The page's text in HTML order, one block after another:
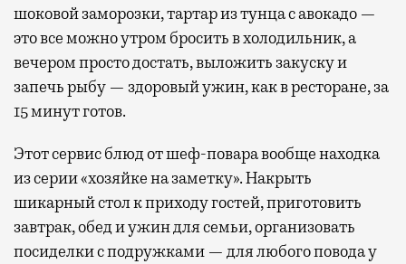
шоковой заморозки, тартар из тунца с авокадо —
это все можно утром бросить в холодильник, а
вечером просто достать, выложить закуску и
запечь рыбу — здоровый ужин, как в ресторане, за
15 минут готов.
Этот сервис блюд от шеф-повара вообще находка
из серии «хозяйке на заметку». Накрыть
шикарный стол к приходу гостей, приготовить
завтрак, обед и ужин для семьи, организовать
посиделки с подружками — для любого повода у